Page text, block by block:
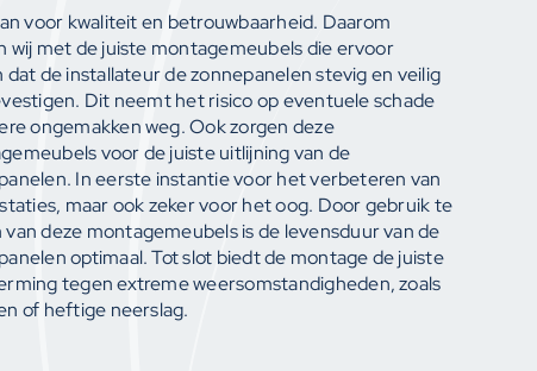
voor kwaliteit en betrouwbaarheid. Daarom
wij met de juiste montagemeubels die ervoor
dat de installateur de zonnepanelen stevig en veilig
Dit neemt het risico op eventuele schade
ongemakken weg. Ook zorgen deze
voor de juiste uitlijning van de
In eerste instantie voor het verbeteren van
maar ook zeker voor het oog. Door gebruik te
van deze montagemeubels is de levensduur van de
optimaal. Tot slot biedt de montage de juiste
tegen extreme weersomstandigheden, zoals
of heftige neerslag.